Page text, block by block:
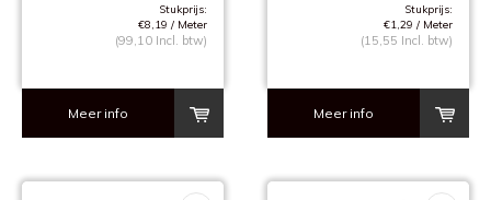
Stukprijs:
€8,19 / Meter
(99,10 Incl. btw)
Meer info
Stukprijs:
€1,29 / Meter
(15,55 Incl. btw)
Meer info